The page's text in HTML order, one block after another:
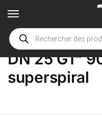
Accueil boutique / Product
DN 25 G1"
superspiral